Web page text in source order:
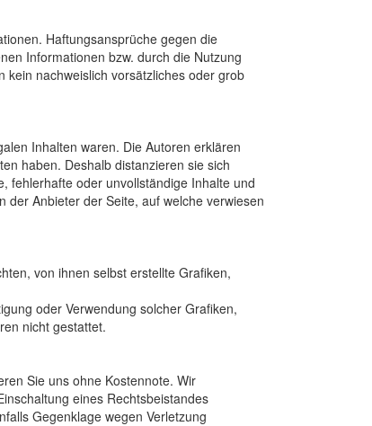
Haftungsansprüche gegen die
Informationen bzw. durch die Nutzung
nachweislich vorsätzliches oder grob
Inhalten waren. Die Autoren erklären
haben. Deshalb distanzieren sie sich
fehlerhafte oder unvollständige Inhalte und
Anbieter der Seite, auf welche verwiesen
von ihnen selbst erstellte Grafiken,
oder Verwendung solcher Grafiken,
nicht gestattet.
Sie uns ohne Kostennote. Wir
eines Rechtsbeistandes
Gegenklage wegen Verletzung